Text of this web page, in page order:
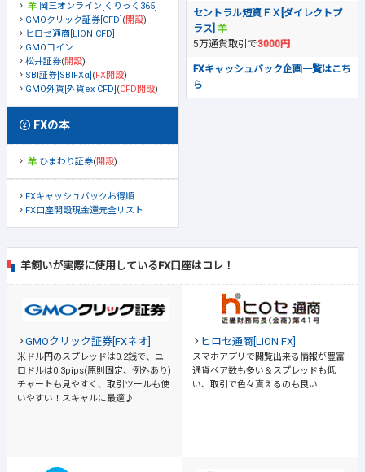
岡三オンライン[くりっく365]
GMOクリック証券[CFD] (開設)
ヒロセ通商[LION CFD]
GMOコイン
松井証券(開設)
SBI証券[SBIFXα] (FX開設)
GMO外貨[外貨ex CFD] (CFD開設)
FXの本
ひまわり証券(開設)
FXキャッシュバックお得順
FX口座開設現金還元全リスト
セントラル短資ＦＸ[ダイレクトプ
ラス]
5万通貨取引で3000円
FXキャッシュバック企画一覧はこち
ら
羊飼いが実際に使用しているFX口座はコレ！
GMOクリック証券[FXネオ]
米ドル円のスプレッドは0.2銭で、ユー
ロドルは0.3pips(原則固定、例外あり)
チャートも見やすく、取引ツールも使
いやすい！スキャルに最適♪
ヒロセ通商[LION FX]
スマホアプリで閲覧出来る情報が豊富
通貨ペア数も多い＆スプレッドも低
い、取引で色々貰えるのも良い